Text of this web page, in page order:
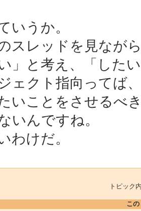
いうか。
スレッドを見なが
」と考え、「した
ェクト指向ってば
たいことをさせるべ
いんですね。
わけだ。
トピッ
こ